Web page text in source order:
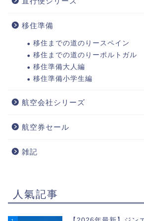
移住準備
移住までの道のりースペイン
移住までの道のりーポルトガル
移住準備大人編
移住準備小学生編
航空会社シリーズ
航空券セール
雑記
人氣記事